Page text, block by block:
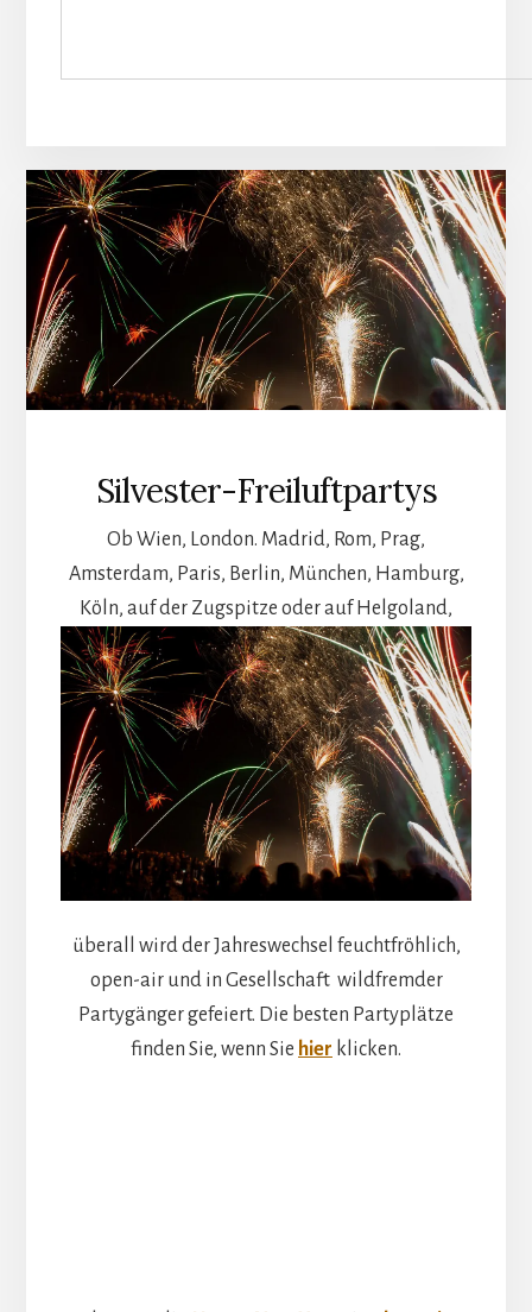
Silvester-Freiluftpartys
Ob Wien, London. Madrid, Rom, Prag,
Amsterdam, Paris, Berlin, München, Hamburg,
Köln, auf der Zugspitze oder auf Helgoland,
überall wird der Jahreswechsel feuchtfröhlich,
open-air und in Gesellschaft wildfremder
Partygänger gefeiert. Die besten Partyplätze
finden Sie, wenn Sie hier klicken.